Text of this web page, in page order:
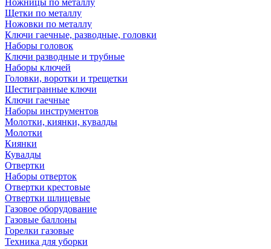
Ножницы по металлу
Щетки по металлу
Ножовки по металлу
Ключи гаечные, разводные, головки
Наборы головок
Ключи разводные и трубные
Наборы ключей
Головки, воротки и трещетки
Шестигранные ключи
Ключи гаечные
Наборы инструментов
Молотки, киянки, кувалды
Молотки
Киянки
Кувалды
Отвертки
Наборы отверток
Отвертки крестовые
Отвертки шлицевые
Газовое оборудование
Газовые баллоны
Горелки газовые
Техника для уборки